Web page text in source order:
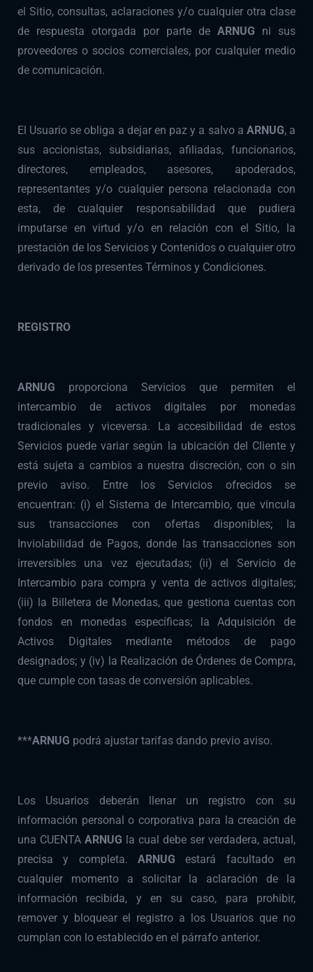
el Sitio, consultas, aclaraciones y/o cualquier otra clase
de respuesta otorgada por parte de ARNUG ni sus
proveedores o socios comerciales, por cualquier medio
de comunicación.
El Usuario se obliga a dejar en paz y a salvo a ARNUG, a
sus accionistas, subsidiarias, afiliadas, funcionarios,
directores, empleados, asesores, apoderados,
representantes y/o cualquier persona relacionada con
esta, de cualquier responsabilidad que pudiera
imputarse en virtud y/o en relación con el Sitio, la
prestación de los Servicios y Contenidos o cualquier otro
derivado de los presentes Términos y Condiciones.
REGISTRO
ARNUG proporciona Servicios que permiten el
intercambio de activos digitales por monedas
tradicionales y viceversa. La accesibilidad de estos
Servicios puede variar según la ubicación del Cliente y
está sujeta a cambios a nuestra discreción, con o sin
previo aviso. Entre los Servicios ofrecidos se
encuentran: (i) el Sistema de Intercambio, que vincula
sus transacciones con ofertas disponibles; la
Inviolabilidad de Pagos, donde las transacciones son
irreversibles una vez ejecutadas; (ii) el Servicio de
Intercambio para compra y venta de activos digitales;
(iii) la Billetera de Monedas, que gestiona cuentas con
fondos en monedas específicas; la Adquisición de
Activos Digitales mediante métodos de pago
designados; y (iv) la Realización de Órdenes de Compra,
que cumple con tasas de conversión aplicables.
***ARNUG podrá ajustar tarifas dando previo aviso.
Los Usuarios deberán llenar un registro con su
información personal o corporativa para la creación de
una CUENTA ARNUG la cual debe ser verdadera, actual,
precisa y completa. ARNUGestará facultado en
cualquier momento a solicitar la aclaración de la
información recibida, y en su caso, para prohibir,
remover y bloquear el registro a los Usuarios que no
cumplan con lo establecido en el párrafo anterior.